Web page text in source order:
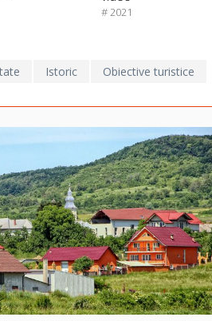
# 2021
Istoric
Obiective turistice